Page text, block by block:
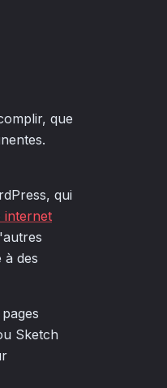
que
qui
internet
à des
Sketch